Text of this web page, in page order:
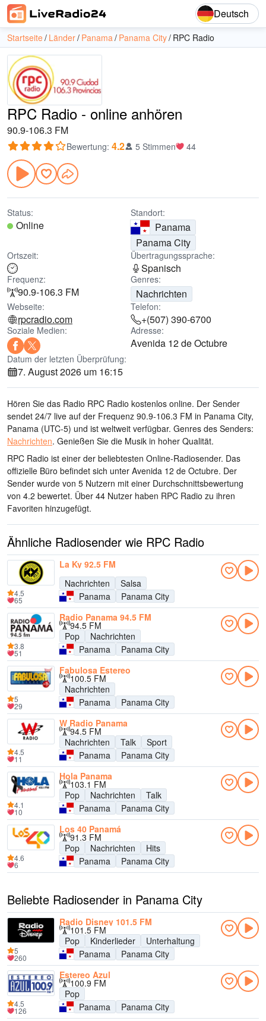
Deutsch
Startseite Länder Panama Panama City RPC Radio
RPC Radio - online anhören
90.9-106.3 FM
Bewertung: 4.2 5 Stimmen 44
Status:
Online
Standort:
Panama
Panama City
Ortszeit: Übertragungssprache:
Spanisch
Frequenz:
90.9-106.3 FM
Genres:
Nachrichten
Webseite:
rpcradio.com
Telefon:
+(507) 390-6700
Soziale Medien: Adresse:
Avenida 12 de Octubre
Datum der letzten Überprüfung:
7. August 2026 um 16:15
Hören Sie das Radio RPC Radio kostenlos online. Der Sender
sendet 24/7 live auf der Frequenz 90.9-106.3 FM in Panama City,
Panama (UTC-5) und ist weltweit verfügbar. Genres des Senders:
Nachrichten. Genießen Sie die Musik in hoher Qualität.
RPC Radio ist einer der beliebtesten Online-Radiosender. Das
offizielle Büro befindet sich unter Avenida 12 de Octubre. Der
Sender wurde von 5 Nutzern mit einer Durchschnittsbewertung
von 4.2 bewertet. Über 44 Nutzer haben RPC Radio zu ihren
Favoriten hinzugefügt.
Ähnliche Radiosender wie RPC Radio
La Ky 92.5 FM
Nachrichten
Salsa
Panama
Panama City
4.5
65
Radio Panama 94.5 FM
94.5 FM
Pop
Nachrichten
Panama
Panama City
3.8
51
Fabulosa Estereo
100.5 FM
Nachrichten
Panama
Panama City
5
29
W Radio Panama
94.5 FM
Nachrichten
Talk
Sport
Panama
Panama City
4.5
11
Hola Panama
103.1 FM
Pop
Nachrichten
Talk
Panama
Panama City
4.1
10
Los 40 Panamá
91.3 FM
Pop
Nachrichten
Hits
Panama
Panama City
4.6
6
Beliebte Radiosender in Panama City
Radio Disney 101.5 FM
101.5 FM
Pop
Kinderlieder
Unterhaltung
Panama
Panama City
5
260
Estereo Azul
100.9 FM
Pop
Panama
Panama City
4.5
126